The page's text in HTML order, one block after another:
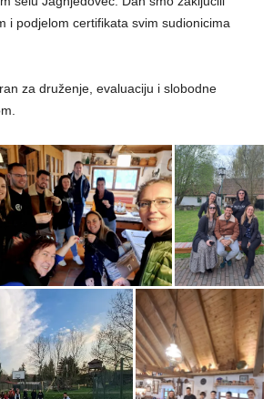
i podjelom certifikata svim sudionicima
za druženje, evaluaciju i slobodne